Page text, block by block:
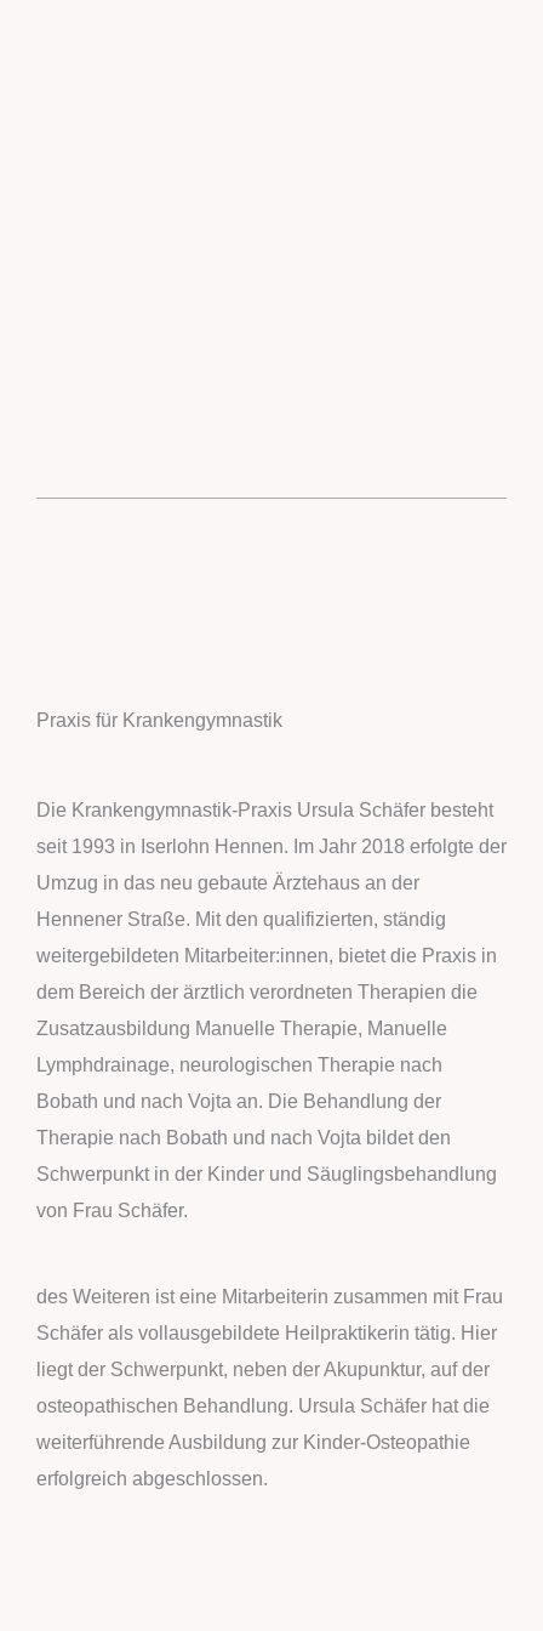
Praxis für Krankengymnastik
Die Krankengymnastik-Praxis Ursula Schäfer besteht
seit 1993 in Iserlohn Hennen. Im Jahr 2018 erfolgte der
Umzug in das neu gebaute Ärztehaus an der
Hennener Straße. Mit den qualifizierten, ständig
weitergebildeten Mitarbeiter:innen, bietet die Praxis in
dem Bereich der ärztlich verordneten Therapien die
Zusatzausbildung Manuelle Therapie, Manuelle
Lymphdrainage, neurologischen Therapie nach
Bobath und nach Vojta an. Die Behandlung der
Therapie nach Bobath und nach Vojta bildet den
Schwerpunkt in der Kinder und Säuglingsbehandlung
von Frau Schäfer.
des Weiteren ist eine Mitarbeiterin zusammen mit Frau
Schäfer als vollausgebildete Heilpraktikerin tätig. Hier
liegt der Schwerpunkt, neben der Akupunktur, auf der
osteopathischen Behandlung. Ursula Schäfer hat die
weiterführende Ausbildung zur Kinder-Osteopathie
erfolgreich abgeschlossen.